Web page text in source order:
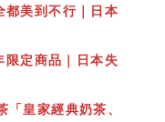
美到不行｜日本
限定商品｜日本失
「皇家經典奶茶、